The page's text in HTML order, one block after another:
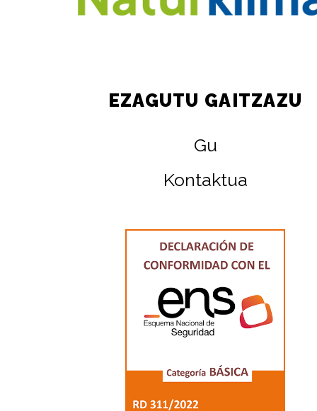
EZAGUTU GAITZAZU
Gu
Kontaktua